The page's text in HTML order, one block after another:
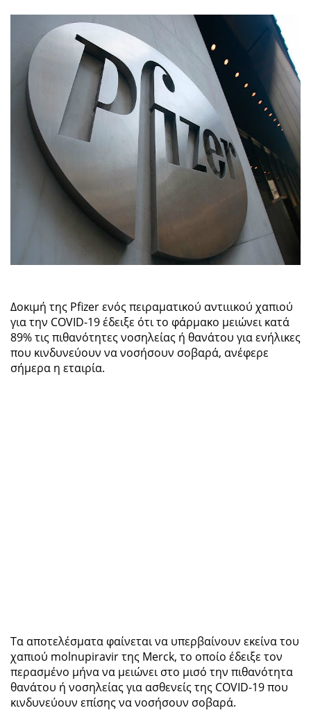
Δοκιμή της Pfizer ενός πειραματικού αντιιικού χαπιού
για την COVID-19 έδειξε ότι το φάρμακο μειώνει κατά
89% τις πιθανότητες νοσηλείας ή θανάτου για ενήλικες
που κινδυνεύουν να νοσήσουν σοβαρά, ανέφερε
σήμερα η εταιρία.
Τα αποτελέσματα φαίνεται να υπερβαίνουν εκείνα του
χαπιού molnupiravir της Merck, το οποίο έδειξε τον
περασμένο μήνα να μειώνει στο μισό την πιθανότητα
θανάτου ή νοσηλείας για ασθενείς της COVID-19 που
κινδυνεύουν επίσης να νοσήσουν σοβαρά.